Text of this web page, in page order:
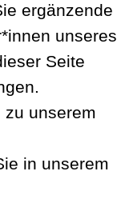
ergänzende
unseres
Seite
zu unserem
in unserem